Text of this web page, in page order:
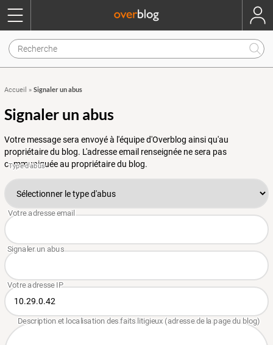
Accueil » Signaler un abus
Signaler un abus
Votre message sera envoyé à l'équipe d'Overblog ainsi qu'au
propriétaire du blog. L'adresse email renseignée ne sera pas
communiquée au propriétaire du blog.